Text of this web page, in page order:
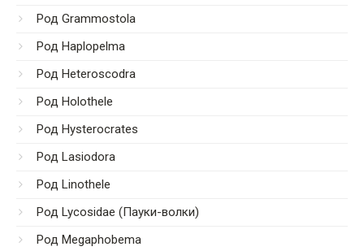
Род Grammostola
Род Haplopelma
Род Heteroscodra
Род Holothele
Род Hysterocrates
Род Lasiodora
Род Linothele
Род Lycosidae (Пауки-волки)
Род Megaphobema